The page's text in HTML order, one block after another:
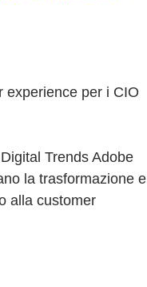
experience per i CIO
Trends Adobe
la trasformazione e
alla customer